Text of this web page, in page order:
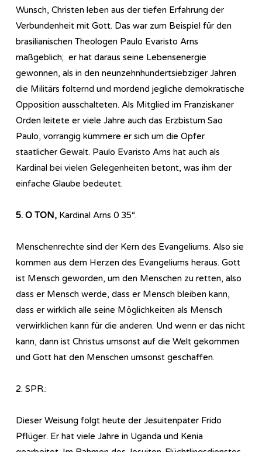
Wunsch, Christen leben aus der tiefen Erfahrung der
Verbundenheit mit Gott. Das war zum Beispiel für den
brasilianischen Theologen Paulo Evaristo Arns
maßgeblich; er hat daraus seine Lebensenergie
gewonnen, als in den neunzehnhundertsiebziger Jahren
die Militärs folternd und mordend jegliche demokratische
Opposition ausschalteten. Als Mitglied im Franziskaner
Orden leitete er viele Jahre auch das Erzbistum Sao
Paulo, vorrangig kümmere er sich um die Opfer
staatlicher Gewalt. Paulo Evaristo Arns hat auch als
Kardinal bei vielen Gelegenheiten betont, was ihm der
einfache Glaube bedeutet.
5. O TON, Kardinal Arns 0 35“.
Menschenrechte sind der Kern des Evangeliums. Also sie
kommen aus dem Herzen des Evangeliums heraus. Gott
ist Mensch geworden, um den Menschen zu retten, also
dass er Mensch werde, dass er Mensch bleiben kann,
dass er wirklich alle seine Möglichkeiten als Mensch
verwirklichen kann für die anderen. Und wenn er das nicht
kann, dann ist Christus umsonst auf die Welt gekommen
und Gott hat den Menschen umsonst geschaffen.
2. SPR.:
Dieser Weisung folgt heute der Jesuitenpater Frido
Pflüger. Er hat viele Jahre in Uganda und Kenia